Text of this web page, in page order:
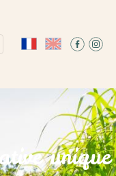
-
unique